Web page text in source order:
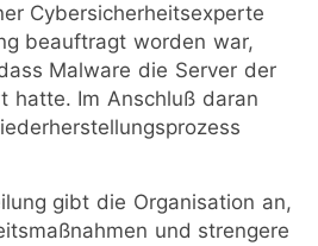
Cybersicherheitsexperte
beauftragt worden war,
Malware die Server der
hatte. Im Anschluß daran
gibt die Organisation an,
und strengere